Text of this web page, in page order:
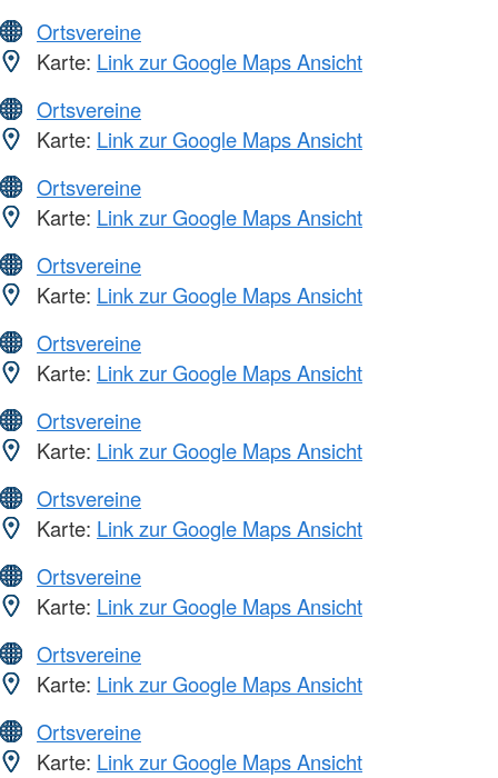
Ortsvereine
Karte: Link zur Google Maps Ansicht
Ortsvereine
Karte: Link zur Google Maps Ansicht
Ortsvereine
Karte: Link zur Google Maps Ansicht
Ortsvereine
Karte: Link zur Google Maps Ansicht
Ortsvereine
Karte: Link zur Google Maps Ansicht
Ortsvereine
Karte: Link zur Google Maps Ansicht
Ortsvereine
Karte: Link zur Google Maps Ansicht
Ortsvereine
Karte: Link zur Google Maps Ansicht
Ortsvereine
Karte: Link zur Google Maps Ansicht
Ortsvereine
Karte: Link zur Google Maps Ansicht